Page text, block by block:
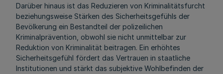
Darüber hinaus ist das Reduzieren von Kriminalitätsfurcht
beziehungsweise Stärken des Sicherheitsgefühls der
Bevölkerung ein Bestandteil der polizeilichen
Kriminalprävention, obwohl sie nicht unmittelbar zur
Reduktion von Kriminalität beitragen. Ein erhöhtes
Sicherheitsgefühl fördert das Vertrauen in staatliche
Institutionen und stärkt das subjektive Wohlbefinden der